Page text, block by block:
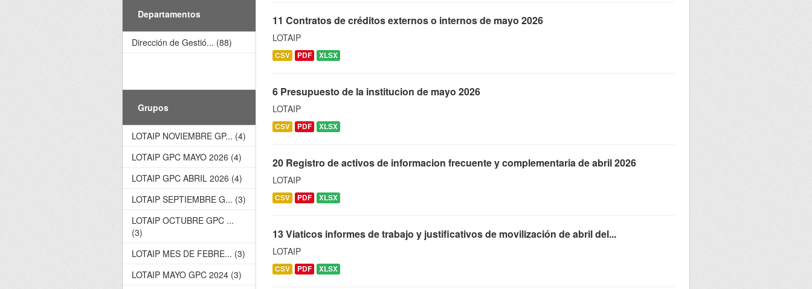
11 Contratos de créditos externos o internos de mayo 2026
LOTAIP
CSV PDF XLSX
6 Presupuesto de la institucion de mayo 2026
LOTAIP
CSV PDF XLSX
20 Registro de activos de informacion frecuente y complementaria de abril 2026
LOTAIP
CSV PDF XLSX
13 Viaticos informes de trabajo y justificativos de movilización de abril del...
LOTAIP
CSV PDF XLSX
Departamentos
Dirección de Gestió... (88)
Grupos
LOTAIP NOVIEMBRE GP... (4)
LOTAIP GPC MAYO 2026 (4)
LOTAIP GPC ABRIL 2026 (4)
LOTAIP SEPTIEMBRE G... (3)
LOTAIP OCTUBRE GPC ...
(3)
LOTAIP MES DE FEBRE... (3)
LOTAIP MAYO GPC 2024 (3)